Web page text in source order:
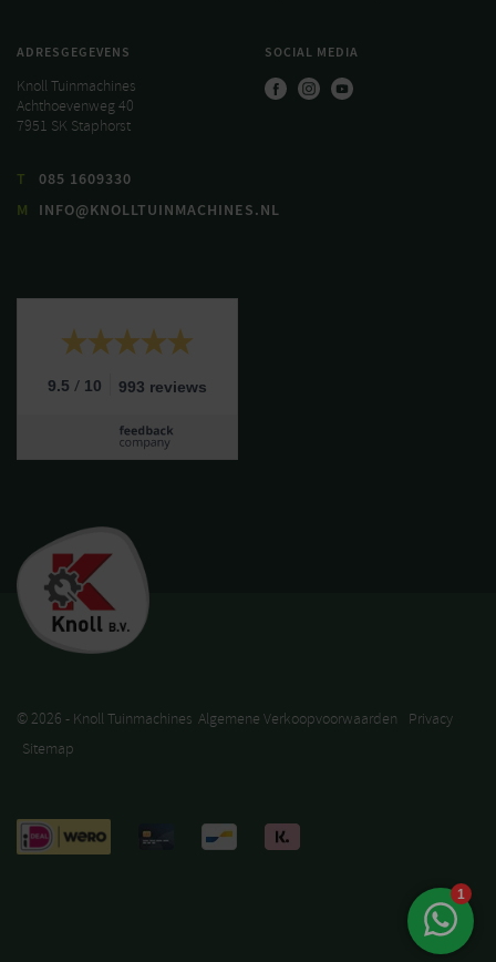
ADRESGEGEVENS
Knoll Tuinmachines
Achthoevenweg 40
7951 SK Staphorst
T
085 1609330
M
INFO@KNOLLTUINMACHINES.NL
SOCIAL MEDIA
9.5 / 10 993 reviews
© 2026 - Knoll Tuinmachines Algemene Verkoopvoorwaarden
Privacy
Sitemap